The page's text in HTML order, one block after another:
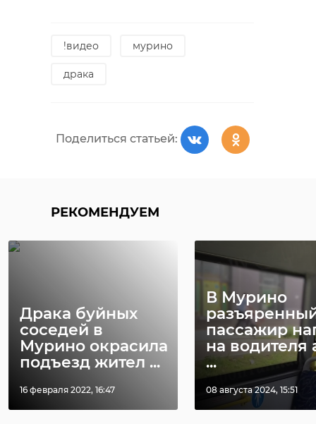
!видео мурино
драка
Поделиться статьей:
РЕКОМЕНДУЕМ
Драка буйных
соседей в
Мурино окрасила
подъезд жител ...
16 февраля 2022, 16:47
В Мурино
пассажир
на водителя
...
08 августа 2024, 15:51
Поделиться статьей:
Жители
Ленинградской
области
продолжают
Явка на
губернатора